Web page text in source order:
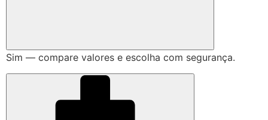
Sim — compare valores e escolha com segurança.